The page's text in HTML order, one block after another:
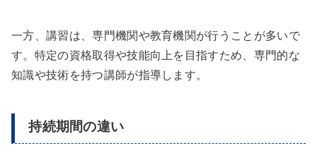
一方、講習は、専門機関や教育機関が行うことが多いで
す。特定の資格取得や技能向上を目指すため、専門的な
知識や技術を持つ講師が指導します。
持続期間の違い